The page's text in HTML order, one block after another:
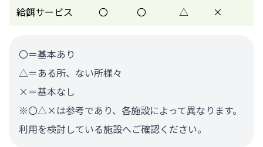
給餌サービス 〇 〇 △ ×
〇＝基本あり
△＝ある所、ない所様々
×＝基本なし
※〇△×は参考であり、各施設によって異なります。
利用を検討している施設へご確認ください。